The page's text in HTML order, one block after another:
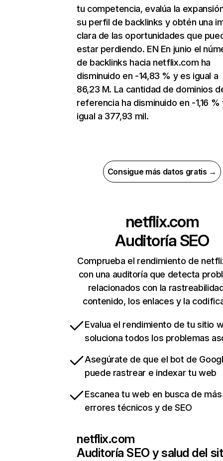
tu competencia, evalúa la
su perfil de backlinks y obtén una
clara de las oportunidades que
estar perdiendo. EN En junio el
de backlinks hacia netflix.com ha
disminuido en -14,83 % y es igual a
86,23 M. La cantidad de dominios
referencia ha disminuido en -1,16 %
igual a 377,93 mil.
Consigue más datos gratis →
netflix.com
Auditoría SEO
Comprueba el rendimiento de
con una auditoría que detecta
relacionados con la
contenido, los enlaces y la
Evalua el rendimiento de tu sitio
soluciona todos los problemas
Asegúrate de que el bot de
puede rastrear e indexar tu web
Escanea tu web en busca de
errores técnicos y de SEO
netflix.com
Auditoría SEO y salud del